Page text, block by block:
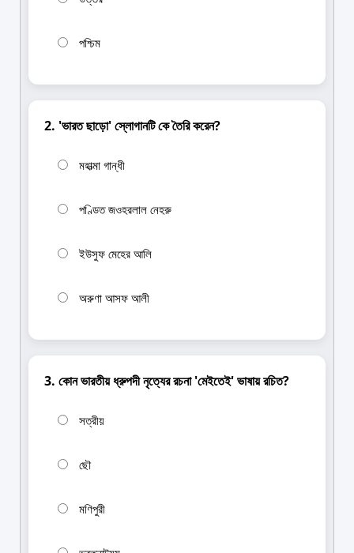
পশ্চিম
2. 'ভারত ছাড়ো' স্লোগানটি কে তৈরি করেন?
মহাত্মা গান্ধী
পণ্ডিত জওহরলাল নেহরু
ইউসুফ মেহের আলি
অরুণা আসফ আলী
3. কোন ভারতীয় ধ্রুপদী নৃত্যের রচনা 'মেইতেই' ভাষায় রচিত?
সত্রীয়
ছৌ
মণিপুরী